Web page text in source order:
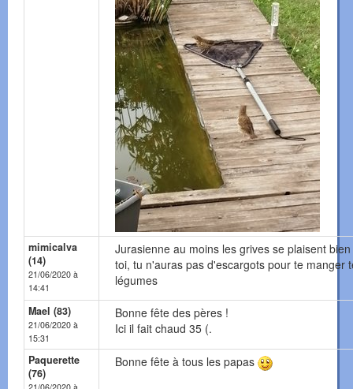
mimicalva
(14)
21/06/2020 à
14:41
Jurasienne au moins les grives se plaisent
toi, tu n'auras pas d'escargots pour te manger
légumes
Mael (83)
21/06/2020 à
15:31
Bonne fête des pères !
Ici il fait chaud 35 (.
Paquerette
(76)
Bonne fête à tous les papas